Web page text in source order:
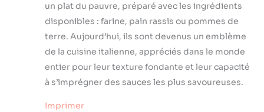
un plat du pauvre, préparé avec les ingrédients
disponibles : farine, pain rassis ou pommes de
terre. Aujourd’hui, ils sont devenus un emblème
de la cuisine italienne, appréciés dans le monde
entier pour leur texture fondante et leur capacité
à s’imprégner des sauces les plus savoureuses.
Imprimer